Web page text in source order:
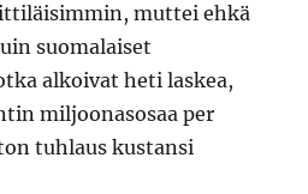
muttei ehkä
suomalaiset
alkoivat heti laskea,
miljoonasosaa per
tuhlaus kustansi